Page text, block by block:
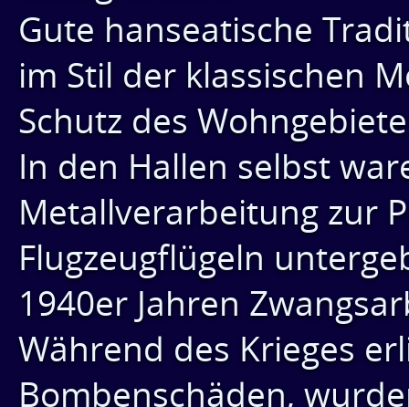
Gute hanseatische
im Stil der klassischen
Schutz des
In den Hallen selbst
Metallverarbeitung zur
Flugzeugflügeln
1940er Jahren
Während des Krieges
Bombenschäden,